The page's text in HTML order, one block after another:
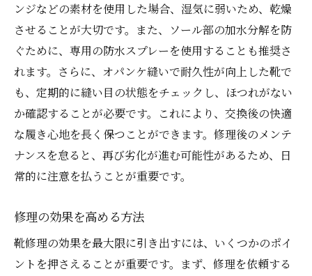
ンジなどの素材を使用した場合、湿気に弱いため、乾燥
させることが大切です。また、ソール部の加水分解を防
ぐために、専用の防水スプレーを使用することも推奨さ
れます。さらに、オパンケ縫いで耐久性が向上した靴で
も、定期的に縫い目の状態をチェックし、ほつれがない
か確認することが必要です。これにより、交換後の快適
な履き心地を長く保つことができます。修理後のメンテ
ナンスを怠ると、再び劣化が進む可能性があるため、日
常的に注意を払うことが重要です。
修理の効果を高める方法
靴修理の効果を最大限に引き出すには、いくつかのポイ
ントを押さえることが重要です。まず、修理を依頼する